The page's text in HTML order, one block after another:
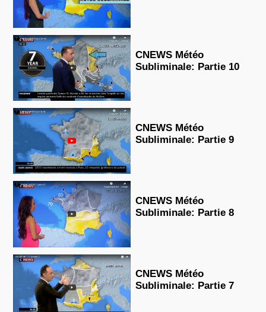
CNEWS Météo
Subliminale: Partie 10
CNEWS Météo
Subliminale: Partie 9
CNEWS Météo
Subliminale: Partie 8
CNEWS Météo
Subliminale: Partie 7